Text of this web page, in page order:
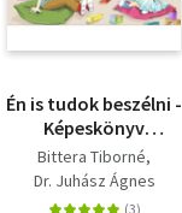
Én is tudok beszélni -
Képeskönyv
kisgyermekek beszéd-
és nyelvi
fejlesztéséhez
Bittera Tiborné
Dr. Juhász Ágnes